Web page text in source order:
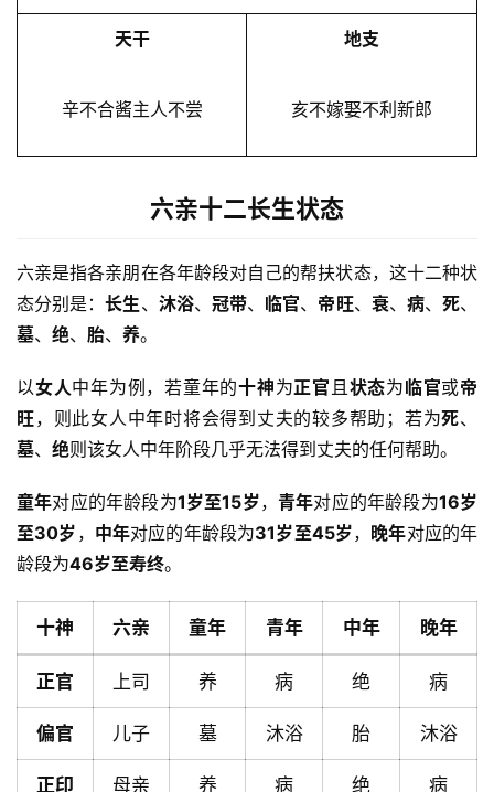
首
天干
辛不合酱主人不尝
地支
亥不嫁娶不利新郎
六亲十二长生状态
六亲是指各亲朋在各年龄段对自己的帮扶状态，这十二种状
态分别是：长生、 沐浴、 冠带、 临官、 帝旺、 衰、 病、死、
墓、 绝、 胎、 养。
以女人中年为例，若童年的十神为正官且状态为临官或帝
旺，则此女人中年时将会得到丈夫的较多帮助；若为死、
墓、 绝则该女人中年阶段几乎无法得到丈夫的任何帮助。
童年对应的年龄段为1岁至15岁，青年对应的年龄段为16岁
至30岁 ， 中年对应的年龄段为31岁至45岁， 晚年对应的年
龄段为46岁至寿终。
十神 六亲 童年 青年 中年 晚年
正官 上司 养 病 绝 病
偏官 儿子 墓 沐浴 胎 沐浴
正印 母亲 养 病 绝 病